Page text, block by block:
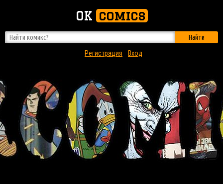
OK comics
Найти
Регистрация
Вход